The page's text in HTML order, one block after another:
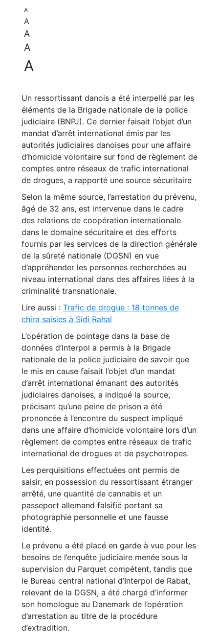
A
A
A
A
A
Un ressortissant danois a été interpellé par les
éléments de la Brigade nationale de la police
judiciaire (BNPJ). Ce dernier faisait l’objet d’un
mandat d’arrêt international émis par les
autorités judiciaires danoises pour une affaire
d’homicide volontaire sur fond de règlement de
comptes entre réseaux de trafic international
de drogues, a rapporté une source sécuritaire
Selon la même source, l’arrestation du prévenu,
âgé de 32 ans, est intervenue dans le cadre
des relations de coopération internationale
dans le domaine sécuritaire et des efforts
fournis par les services de la direction générale
de la sûreté nationale (DGSN) en vue
d’appréhender les personnes recherchées au
niveau international dans des affaires liées à la
criminalité transnationale.
Lire aussi : Trafic de drogue : 18 tonnes de
chira saisies à Sidi Rahal
L’opération de pointage dans la base de
données d’Interpol a permis à la Brigade
nationale de la police judiciaire de savoir que
le mis en cause faisait l’objet d’un mandat
d’arrêt international émanant des autorités
judiciaires danoises, a indiqué la source,
précisant qu’une peine de prison a été
prononcée à l’encontre du suspect impliqué
dans une affaire d’homicide volontaire lors d’un
règlement de comptes entre réseaux de trafic
international de drogues et de psychotropes.
Les perquisitions effectuées ont permis de
saisir, en possession du ressortissant étranger
arrêté, une quantité de cannabis et un
passeport allemand falsifié portant sa
photographie personnelle et une fausse
identité.
Le prévenu a été placé en garde à vue pour les
besoins de l’enquête judiciaire menée sous la
supervision du Parquet compétent, tandis que
le Bureau central national d’Interpol de Rabat,
relevant de la DGSN, a été chargé d’informer
son homologue au Danemark de l’opération
d’arrestation au titre de la procédure
d’extradition.